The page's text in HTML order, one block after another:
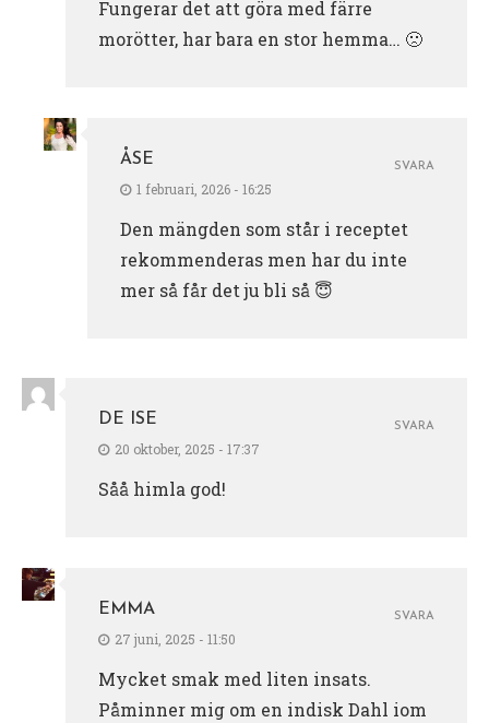
Fungerar det att göra med färre
morötter, har bara en stor hemma… 🙁
ÅSE
1 februari, 2026 - 16:25
Den mängden som står i receptet
rekommenderas men har du inte
mer så får det ju bli så 😇
SVARA
DE ISE
20 oktober, 2025 - 17:37
Såå himla god!
SVARA
EMMA
27 juni, 2025 - 11:50
Mycket smak med liten insats.
Påminner mig om en indisk Dahl iom
SVARA